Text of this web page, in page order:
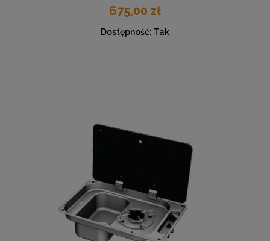
675,00 zł
Dostępność: Tak